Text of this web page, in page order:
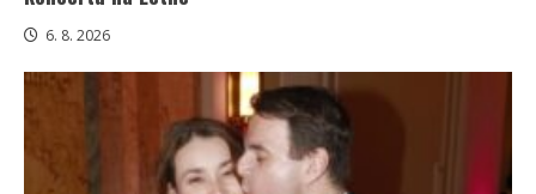
6. 8. 2026